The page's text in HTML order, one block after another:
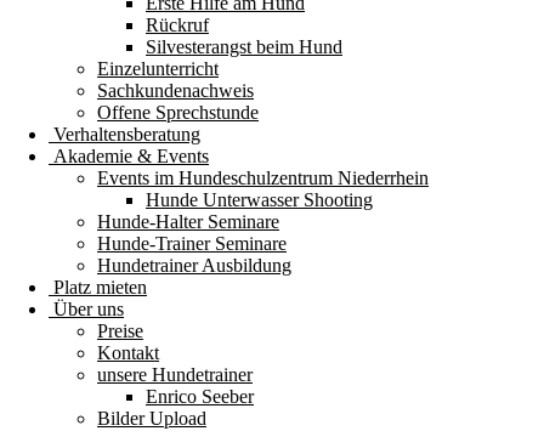
Rückruf
Silvesterangst beim Hund
Einzelunterricht
Sachkundenachweis
Offene Sprechstunde
Verhaltensberatung
Akademie & Events
Events im Hundeschulzentrum Niederrhein
Hunde Unterwasser Shooting
Hunde-Halter Seminare
Hunde-Trainer Seminare
Hundetrainer Ausbildung
Platz mieten
Über uns
Preise
Kontakt
unsere Hundetrainer
Enrico Seeber
Bilder Upload